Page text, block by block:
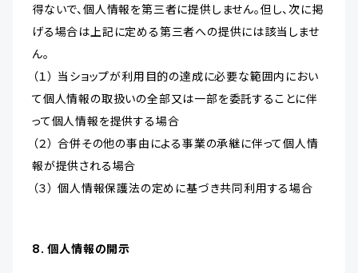
得ないで、個人情報を第三者に提供しません。但し、次に掲
げる場合は上記に定める第三者への提供には該当しませ
ん。
（１） 当ショップが利用目的の達成に必要な範囲内におい
て個人情報の取扱いの全部又は一部を委託することに伴
って個人情報を提供する場合
（２） 合併その他の事由による事業の承継に伴って個人情
報が提供される場合
（３） 個人情報保護法の定めに基づき共同利用する場合
8. 個人情報の開示